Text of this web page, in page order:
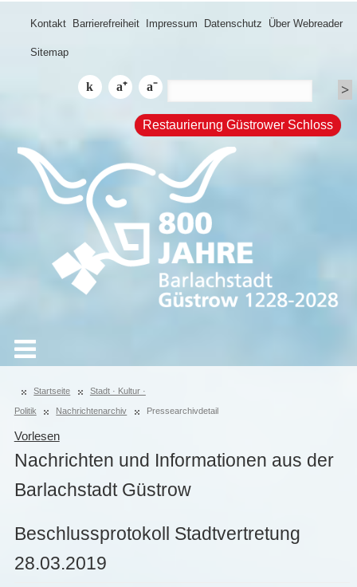
Kontakt Barrierefreiheit Impressum Datenschutz Über Webreader
Sitemap
Restaurierung Güstrower Schloss
Startseite Stadt · Kultur ·
Politik Nachrichtenarchiv Pressearchivdetail
Vorlesen
Nachrichten und Informationen aus der
Barlachstadt Güstrow
Beschlussprotokoll Stadtvertretung
28.03.2019